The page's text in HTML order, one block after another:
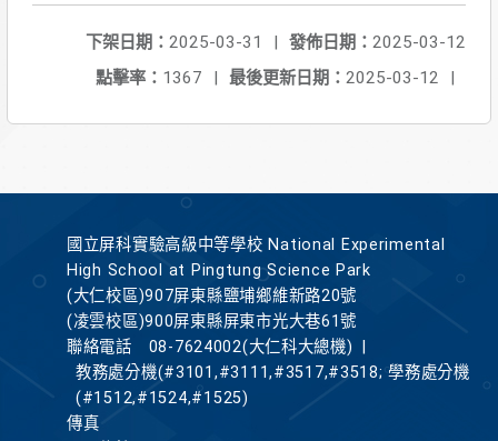
發佈日期： 2025-03-12
下架日期： 2025-03-31
|
最後更新日期： 2025-03-12 |
點擊率： 1367 |
國立屏科實驗高級中等學校 National Experimental
High School at Pingtung Science Park
(大仁校區)907屏東縣鹽埔鄉維新路20號
(凌雲校區)900屏東縣屏東市光大巷61號
聯絡電話
08-7624002(大仁科大總機)
教務處分機(#3101,#3111,#3517,#3518; 學務處分機
(#1512,#1524,#1525)
傳真